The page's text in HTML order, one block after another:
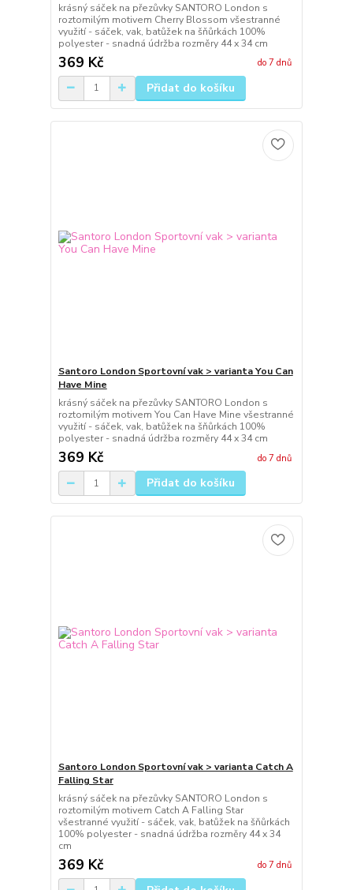
krásný sáček na přezůvky SANTORO London s
roztomilým motivem Cherry Blossom všestranné
využití - sáček, vak, batůžek na šňůrkách 100%
polyester - snadná údržba rozměry 44 x 34 cm
369 Kč do 7 dnů
Přidat do košíku
Santoro London Sportovní vak > varianta You Can
Have Mine
krásný sáček na přezůvky SANTORO London s
roztomilým motivem You Can Have Mine všestranné
využití - sáček, vak, batůžek na šňůrkách 100%
polyester - snadná údržba rozměry 44 x 34 cm
369 Kč do 7 dnů
Přidat do košíku
Santoro London Sportovní vak > varianta Catch A
Falling Star
krásný sáček na přezůvky SANTORO London s
roztomilým motivem Catch A Falling Star
všestranné využití - sáček, vak, batůžek na šňůrkách
100% polyester - snadná údržba rozměry 44 x 34
cm
369 Kč do 7 dnů